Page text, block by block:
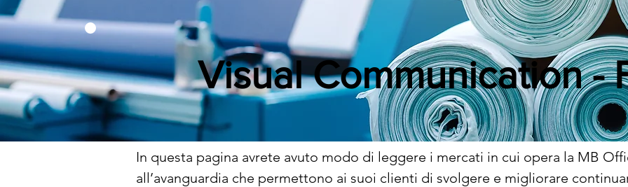
Visual Communication -
In questa pagina avrete avuto modo di leggere i mercati in cui opera la MB
all’avanguardia che permettono ai suoi clienti di svolgere e migliorare